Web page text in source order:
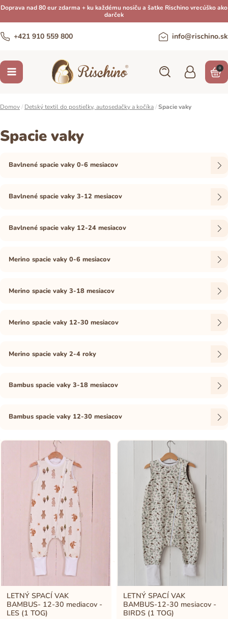
Doprava nad 80 eur zdarma + ku každému nosiču a šatke Rischino vrecúško ako
darček
+421 910 559 800 info@rischino.sk
0
Domov/ Detský textil do postieľky, autosedačky a kočíka/Spacie vaky
Spacie vaky
Bavlnené spacie vaky 0-6 mesiacov
Bavlnené spacie vaky 3-12 mesiacov
Bavlnené spacie vaky 12-24 mesiacov
Merino spacie vaky 0-6 mesiacov
Merino spacie vaky 3-18 mesiacov
Merino spacie vaky 12-30 mesiacov
Merino spacie vaky 2-4 roky
Bambus spacie vaky 3-18 mesiacov
Bambus spacie vaky 12-30 mesiacov
LETNÝ SPACÍ VAK
BAMBUS- 12-30 mediacov -
LES (1 TOG)
LETNÝ SPACÍ VAK
BAMBUS-12-30 mesiacov -
BIRDS (1 TOG)